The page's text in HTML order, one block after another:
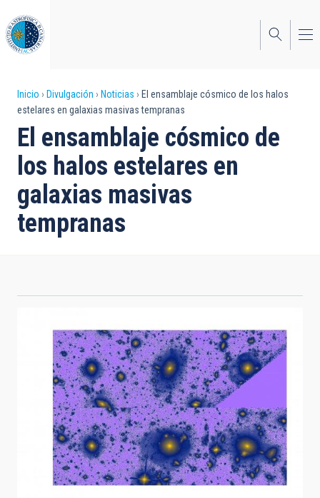
al
contenido
principal
Sobrescribir
enlaces
de
ayuda
a
la
Inicio Divulgación Noticias
El ensamblaje cósmico de los halos
estelares en galaxias masivas tempranas
El ensamblaje cósmico de
los halos estelares en
galaxias masivas
tempranas